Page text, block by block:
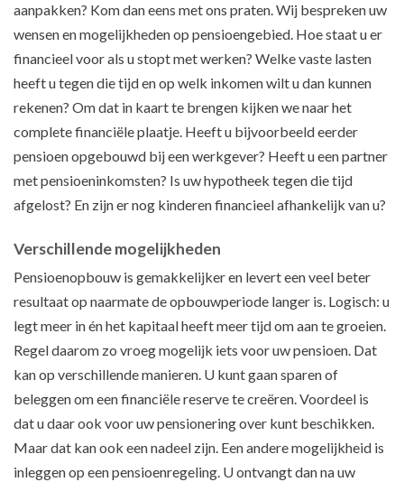
aanpakken? Kom dan eens met ons praten. Wij bespreken uw
wensen en mogelijkheden op pensioengebied. Hoe staat u er
financieel voor als u stopt met werken? Welke vaste lasten
heeft u tegen die tijd en op welk inkomen wilt u dan kunnen
rekenen? Om dat in kaart te brengen kijken we naar het
complete financiële plaatje. Heeft u bijvoorbeeld eerder
pensioen opgebouwd bij een werkgever? Heeft u een partner
met pensioeninkomsten? Is uw hypotheek tegen die tijd
afgelost? En zijn er nog kinderen financieel afhankelijk van u?
Verschillende mogelijkheden
Pensioenopbouw is gemakkelijker en levert een veel beter
resultaat op naarmate de opbouwperiode langer is. Logisch: u
legt meer in én het kapitaal heeft meer tijd om aan te groeien.
Regel daarom zo vroeg mogelijk iets voor uw pensioen. Dat
kan op verschillende manieren. U kunt gaan sparen of
beleggen om een financiële reserve te creëren. Voordeel is
dat u daar ook voor uw pensionering over kunt beschikken.
Maar dat kan ook een nadeel zijn. Een andere mogelijkheid is
inleggen op een pensioenregeling. U ontvangt dan na uw